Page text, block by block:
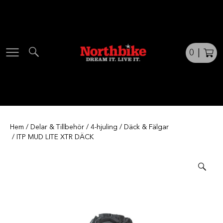
0
Hem / Delar & Tillbehör / 4-hjuling / Däck & Fälgar
/ ITP MUD LITE XTR DÄCK